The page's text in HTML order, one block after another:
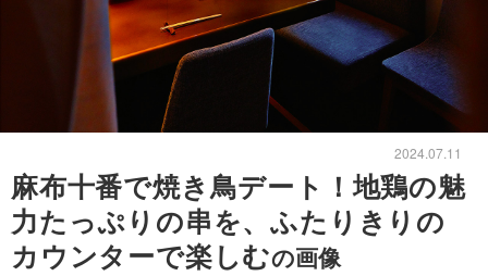
2024.07.11
麻布十番で焼き鳥デート！地鶏の魅
力たっぷりの串を、ふたりきりの
カウンターで楽しむの画像